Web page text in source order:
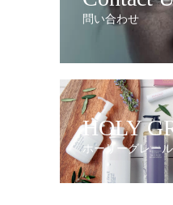
問い合わせ
HOLY
ホーリーグレー